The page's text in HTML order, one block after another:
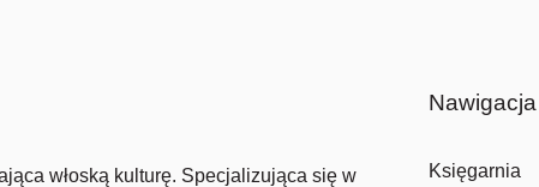
włoską kulturę. Specjalizująca się w
Nawigacja
Księgarnia